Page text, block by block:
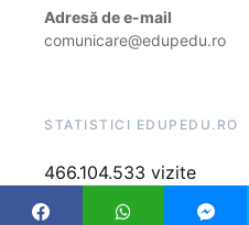
Adresă de e-mail
comunicare@edupedu.ro
STATISTICI EDUPEDU.RO
466.104.533 vizite